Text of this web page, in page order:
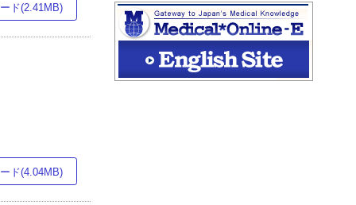
ド(2.41MB)
ド(4.04MB)